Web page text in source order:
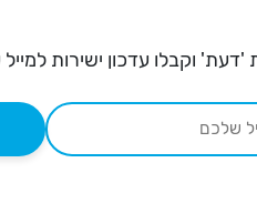
וקבלו עדכון ישירות